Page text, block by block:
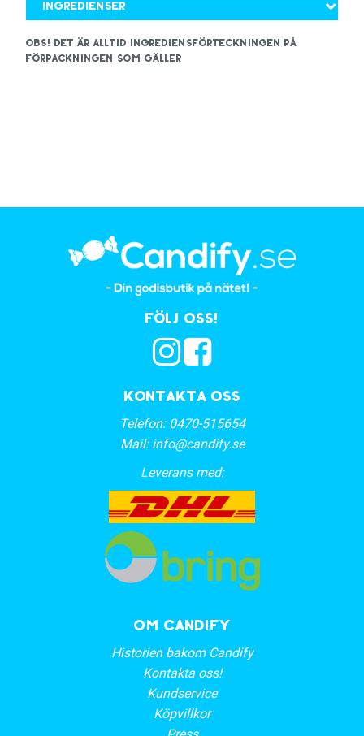
Ingredienser
OBS! Det är alltid ingrediensförteckningen på
förpackningen som gäller
Kontakta oss
Telefon: 0470-515654
Mail: info@candify.se
Leverans med:
Följ oss!
OM CANDIFY
Historien bakom Candify
Kontakta oss!
Kundservice
Köpvillkor